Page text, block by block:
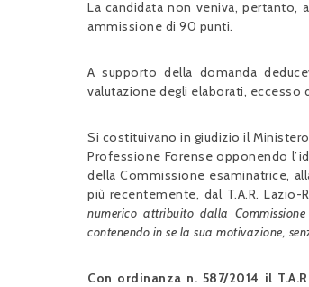
La candidata non veniva, pertanto,
ammissione di 90 punti.
A supporto della domanda
valutazione degli elaborati,
Si costituivano in giudizio il
Professione Forense opponendo
della Commissione esaminatrice,
più recentemente, dal T.A.R. Lazio-
numerico attribuito dalla
contenendo in se la sua motivazione,
Con ordinanza n. 587/2014 il